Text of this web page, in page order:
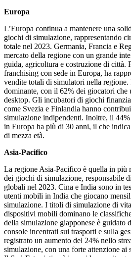
Europa
L’Europa continua a mantenere una
giochi di simulazione, rappresentando
totale nel 2023. Germania, Francia e
mercato della regione con un grande
guida, agricoltura e costruzione di città.
franchising con sede in Europa, ha
vendite totali di simulatori nella
dominante, con il 62% dei giocatori
desktop. Gli incubatori di giochi
come Svezia e Finlandia hanno
simulazione indipendenti. Inoltre, il
in Europa ha più di 30 anni, il che
di mezza età.
Asia-Pacifico
La regione Asia-Pacifico è quella in più
dei giochi di simulazione, responsabile
globali nel 2023. Cina e India sono in
utenti mobili in India che giocano
simulazione. I titoli di simulazione di
dispositivi mobili dominano le
della simulazione giapponese è guidato
console incentrati sui trasporti e sulla
registrato un aumento del 24% nello
simulazione, con una forte attenzione